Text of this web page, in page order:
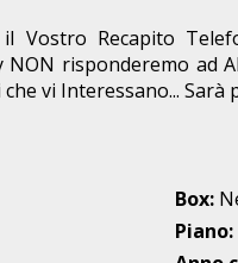
Vostro Recapito
risponderemo ad
vi Interessano... Sarà
Box:
Piano: